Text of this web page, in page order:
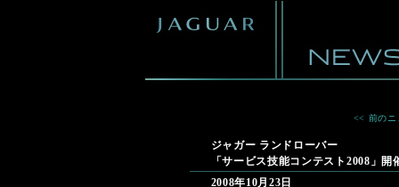
<< 前のニ
ジャガー ランドローバー
「サービス技能コンテスト2008」開
2008年10月23日